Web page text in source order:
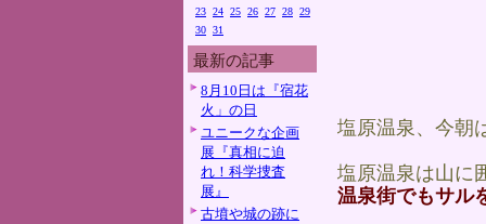
23 24 25 26 27 28 29
30 31
最新の記事
8月10日は『宿花
火」の日
ユニークな企画
展『真相に迫
れ！科学捜査
展』
古墳や城の跡に
塩原温泉、今朝
塩原温泉は山に
温泉街でもサル